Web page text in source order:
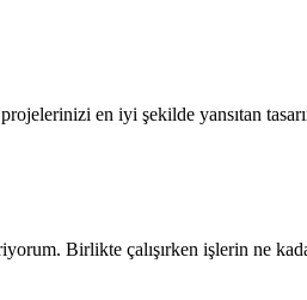
en iyi şekilde yansıtan
Birlikte çalışırken işlerin ne